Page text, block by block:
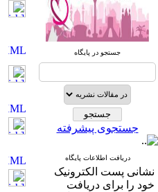
تلفن: 6-22663165-021
آدرس پایگاه الکترونیکی:
http://journal.icns.org.ir
آدرس‌ پست الکترونیکی انجمن:
info@icns.org.ir
آدرس پست الکترونیکی نشریه:
نشانی مجله: تهران، خیابان ولیعصر،
جستجو در پایگاه
جستجوی پیشرفته
دریافت اطلاعات پایگاه
نشانی پست الکترونیک
خود را برای دریافت